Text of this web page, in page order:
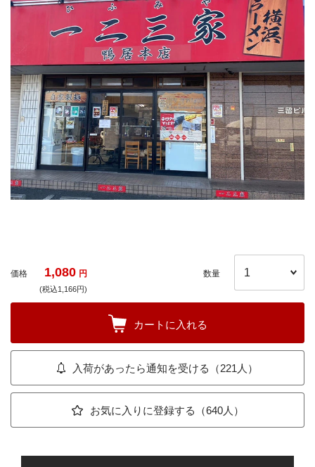
価格 1,080 円
(税込1,166円)
数量
カートに入れる
入荷があったら通知を受ける（221人）
お気に入りに登録する（640人）